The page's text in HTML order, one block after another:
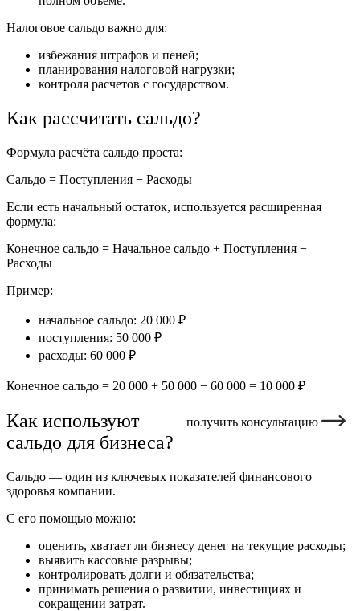
Налоговое сальдо важно для:
избежания штрафов и пеней;
планирования налоговой нагрузки;
контроля расчетов с государством.
Как рассчитать сальдо?
Формула расчёта сальдо проста:
Сальдо = Поступления − Расходы
Если есть начальный остаток, используется расширенная
формула:
Конечное сальдо = Начальное сальдо + Поступления −
Расходы
Пример:
начальное сальдо: 20 000 ₽
поступления: 50 000 ₽
расходы: 60 000 ₽
Конечное сальдо = 20 000 + 50 000 − 60 000 = 10 000 ₽
получить консультацию
Как используют
сальдо для бизнеса?
Сальдо — один из ключевых показателей финансового
здоровья компании.
С его помощью можно:
оценить, хватает ли бизнесу денег на текущие расходы;
выявить кассовые разрывы;
контролировать долги и обязательства;
принимать решения о развитии, инвестициях и
сокращении затрат.